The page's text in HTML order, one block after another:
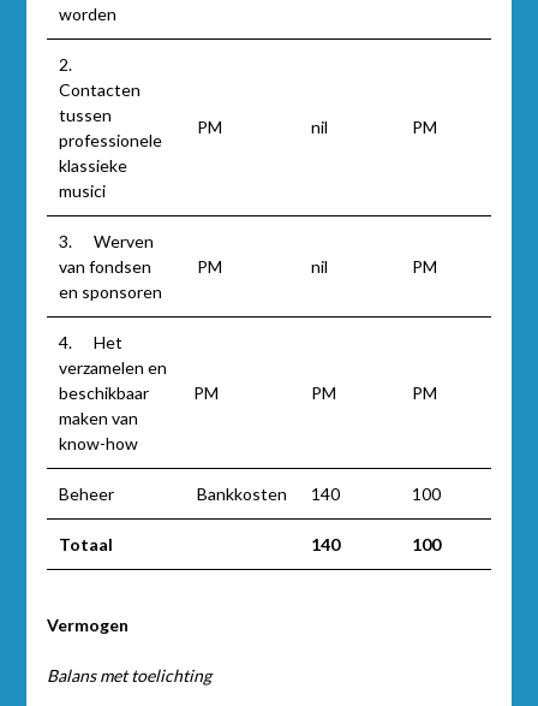
worden
2.
Contacten
tussen
professionele
klassieke
musici
PM nil PM
3. Werven
van fondsen
en sponsoren
PM nil PM
4. Het
verzamelen en
beschikbaar
maken van
know-how
PM PM PM
Beheer Bankkosten 140 100
Totaal 140 100
Vermogen
Balans met toelichting